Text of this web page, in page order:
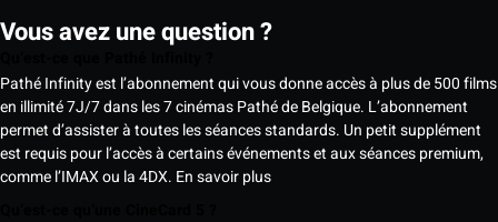
Vous avez une question ?
Pathé Infinity est l’abonnement qui vous donne accès à plus de 500 films
en illimité 7J/7 dans les 7 cinémas Pathé de Belgique. L’abonnement
permet d’assister à toutes les séances standards. Un petit supplément
est requis pour l’accès à certains événements et aux séances premium,
comme l’IMAX ou la 4DX. En savoir plus